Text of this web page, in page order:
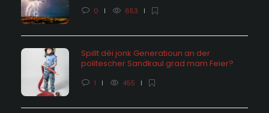
0 653
Spillt déi jonk Generatioun an der
politescher Sandkaul grad mam Feier?
1 455